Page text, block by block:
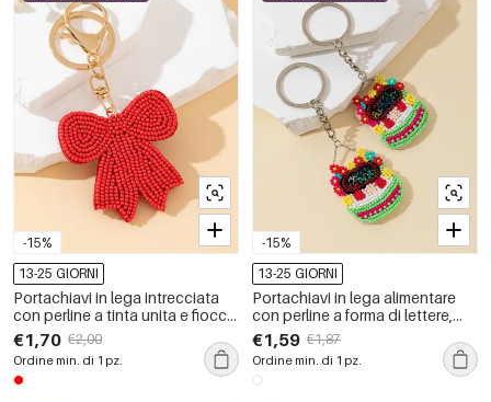
-15%
13-25 GIORNI
Portachiavi in lega intrecciata
con perline a tinta unita e fiocco
dolce della serie Romantic
Series.
€1,70 €2,00
Ordine min. di 1 pz.
-15%
13-25 GIORNI
Portachiavi in lega alimentare
con perline a forma di lettere,
colori misti, serie etnica.
€1,59 €1,87
Ordine min. di 1 pz.